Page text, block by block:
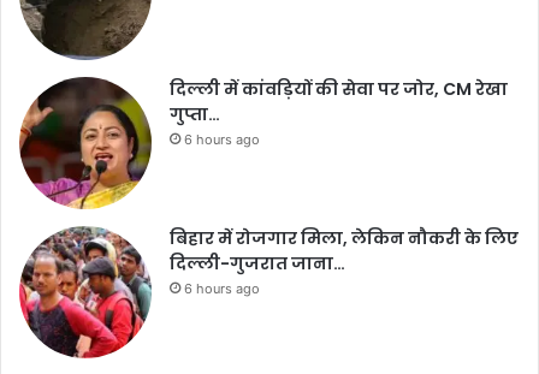
दिल्ली में कांवड़ियों की सेवा पर जोर, CM रेखा
गुप्ता…
6 hours ago
बिहार में रोजगार मिला, लेकिन नौकरी के लिए
दिल्ली-गुजरात जाना…
6 hours ago